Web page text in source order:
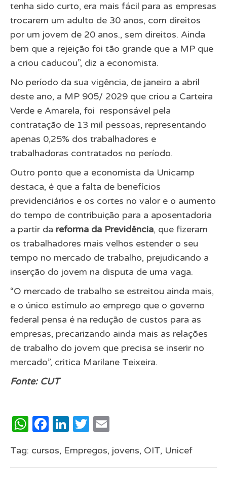
tenha sido curto, era mais fácil para as empresas
trocarem um adulto de 30 anos, com direitos
por um jovem de 20 anos., sem direitos. Ainda
bem que a rejeição foi tão grande que a MP que
a criou caducou”, diz a economista.
No período da sua vigência, de janeiro a abril
deste ano, a MP 905/ 2029 que criou a Carteira
Verde e Amarela, foi responsável pela
contratação de 13 mil pessoas, representando
apenas 0,25% dos trabalhadores e
trabalhadoras contratados no período.
Outro ponto que a economista da Unicamp
destaca, é que a falta de benefícios
previdenciários e os cortes no valor e o aumento
do tempo de contribuição para a aposentadoria
a partir da reforma da Previdência, que fizeram
os trabalhadores mais velhos estender o seu
tempo no mercado de trabalho, prejudicando a
inserção do jovem na disputa de uma vaga.
“O mercado de trabalho se estreitou ainda mais,
e o único estímulo ao emprego que o governo
federal pensa é na redução de custos para as
empresas, precarizando ainda mais as relações
de trabalho do jovem que precisa se inserir no
mercado”, critica Marilane Teixeira.
Fonte: CUT
WhatsApp
Facebook
LinkedIn
Twitter
Tag: cursos, Empregos, jovens, OIT, Unicef